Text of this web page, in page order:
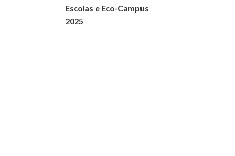
Escolas e Eco-Campus
2025